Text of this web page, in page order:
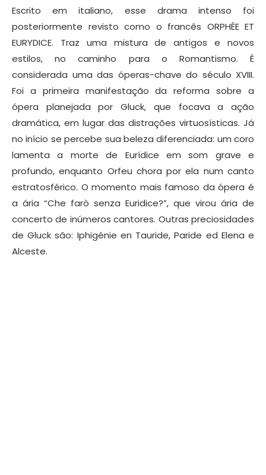
Escrito em italiano, esse drama intenso foi
posteriormente revisto como o francês ORPHÉE ET
EURYDICE. Traz uma mistura de antigos e novos
estilos, no caminho para o Romantismo. É
considerada uma das óperas-chave do século XVIII.
Foi a primeira manifestação da reforma sobre a
ópera planejada por Gluck, que focava a ação
dramática, em lugar das distrações virtuosísticas. Já
no início se percebe sua beleza diferenciada: um coro
lamenta a morte de Eurídice em som grave e
profundo, enquanto Orfeu chora por ela num canto
estratosférico. O momento mais famoso da ópera é
a ária “Che farò senza Euridice?”, que virou ária de
concerto de inúmeros cantores. Outras preciosidades
de Gluck são: Iphigénie en Tauride, Paride ed Elena e
Alceste.